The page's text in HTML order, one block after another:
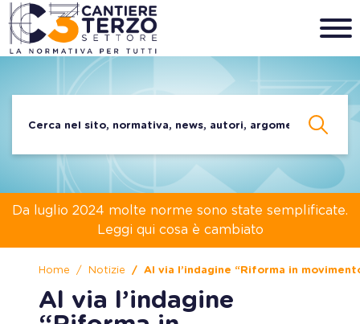
Da luglio 2024 molte norme sono state semplificate.
Leggi qui cosa è cambiato
Home Notizie Al via l’indagine “Riforma in
Al via l’indagine